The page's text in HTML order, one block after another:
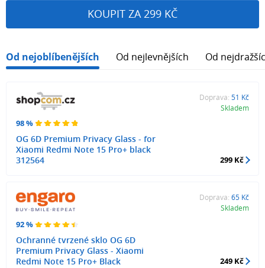
KOUPIT ZA 299 KČ
Od nejoblíbenějších Od nejlevnějších Od
98 %
OG 6D Premium Privacy Glass - for
Xiaomi Redmi Note 15 Pro+ black
312564
Doprava: 51 Kč
Skladem
299 Kč
92 %
Ochranné tvrzené sklo OG 6D
Premium Privacy Glass - Xiaomi
Redmi Note 15 Pro+ Black
Doprava: 65 Kč
Skladem
249 Kč